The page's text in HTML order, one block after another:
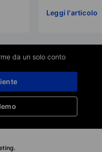
Leggi l'articolo
da un solo conto